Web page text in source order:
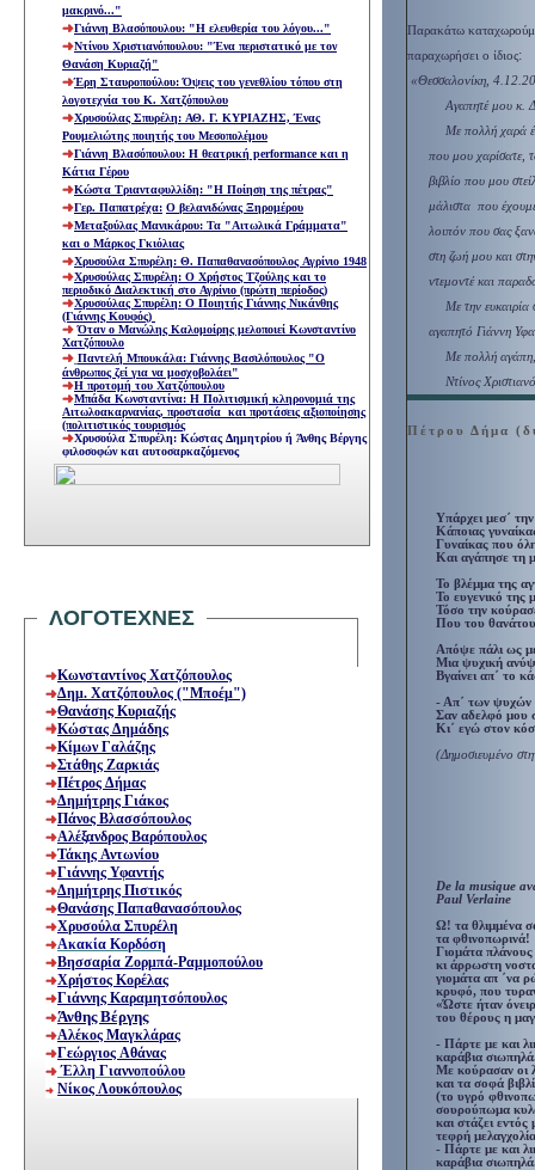
Παρακάτω
παραχωρήσει ο ίδιος:
«Θεσσαλονίκη,
Αγαπητέ μου κ.
Με πολλή χαρά
που μου χαρίσατε,
βιβλίο που μου
μάλιστα που
λοιπόν που σας
στη ζωή μου και
ντεμοντέ και
Με την ευκαιρία
αγαπητό Γιάννη
Με πολλή αγάπη,
Ντίνος
Πέτρου Δήμα
Yπάρχει μεσ΄
Κάποιας
Γυναίκας που
Και αγάπησε τη
Το βλέμμα της
Το ευγενικό της
Τόσο την
Που του
Απόψε πάλι ως
Μια ψυχική
Βγαίνει απ΄ το
- Απ΄ των ψυχών
Σαν αδελφό μου
Κι΄ εγώ στον
(Δημοσιευμένο
De la musique
Paul Verlaine
Ω! τα θλιμμένα
τα φθινοπωρινά!
Γιομάτα
κι άρρωστη
γιομάτα απ ΄να
κρυφό, που
«Ώστε ήταν
του θέρους η
- Πάρτε με και
καράβια
Με κούρασαν οι
και τα σοφά
(το υγρό
σουρούπωμα
και στάζει
τεφρή
- Πάρτε με και
καράβια
μακρινό..."
Γιάννη Βλασόπουλου: "Η ελευθερία του λόγου..."
Ντίνου Χριστιανόπουλου: "Ένα περιστατικό με τον
Θανάση Κυριαζή"
Έρη Σταυροπούλου: Όψεις του γενεθλίου τόπου στη
λογοτεχνία του Κ. Χατζόπουλου
Χρυσούλας Σπυρέλη: ΑΘ. Γ. ΚΥΡΙΑΖΗΣ, Ένας
Ρουμελιώτης ποιητής του Μεσοπολέμου
Γιάννη Βλασόπουλου: Η θεατρική performanceκαι η
Κάτια Γέρου
Κώστα Τριανταφυλλίδη: "Η Ποίηση της πέτρας"
Γερ. Παπατρέχα: Ο βελανιδώνας Ξηρομέρου
Μεταξούλας Μανικάρου: Τα "Αιτωλικά Γράμματα"
και ο Μάρκος Γκιόλιας
Χρυσούλα Σπυρέλη: Θ. Παπαθανασόπουλος Αγρίνιο 1948
Χρυσούλας Σπυρέλη: Ο Χρήστος Τζούλης και το
περιοδικό Διαλεκτική στο Αγρίνιο (πρώτη περίοδος)
Χρυσούλας Σπυρέλη: Ο Ποιητής Γιάννης Νικάνθης
(Γιάννης Κουφός)
Όταν ο Μανώλης Καλομοίρης μελοποιεί Κωνσταντίνο
Χατζόπουλο
Παντελή Μπουκάλα: Γιάννης Βασιλόπουλος "Ο
άνθρωπος ζεί για να μοσχοβολάει"
Η προτομή του Χατζόπουλου
Μπάδα Κωνσταντίνα: Η Πολιτισμική κληρονομιά της
Αιτωλοακαρνανίας, προστασία και προτάσεις αξιοποίησης
(πολιτιστικός τουρισμός
Χρυσούλα Σπυρέλη: Κώστας Δημητρίου ή Άνθης Βέργης
φιλοσοφών και αυτοσαρκαζόμενος
ΛΟΓΟΤΕΧΝΕΣ
Κωνσταντίνος Χατζόπουλος
Δημ. Χατζόπουλος ("Μποέμ")
Θανάσης Κυριαζής
Κώστας Δημάδης
Κίμων Γαλάζης
Στάθης Ζαρκιάς
Πέτρος Δήμας
Δημήτρης Γιάκος
Πάνος Βλασσόπουλος
Αλέξανδρος Βαρόπουλος
Τάκης Αντωνίου
Γιάννης Υφαντής
Δημήτρης Πιστικός
Θανάσης Παπαθανασόπουλος
Χρυσούλα Σπυρέλη
Ακακία Κορδόση
Bησσαρία Zορμπά-Pαμμοπούλου
Χρήστος Κορέλας
Γιάννης Καραμητσόπουλος
Άνθης Βέργης
Αλέκος Μαγκλάρας
Γεώργιος Αθάνας
Έλλη Γιαννοπούλου
Νίκος Λουκόπουλος